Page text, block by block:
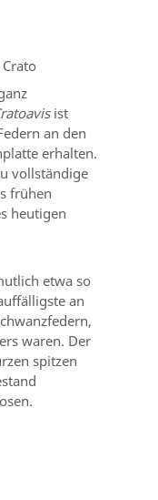
ist
an den
erhalten.
vollständige
frühen
heutigen
etwa so
an
waren. Der
spitzen